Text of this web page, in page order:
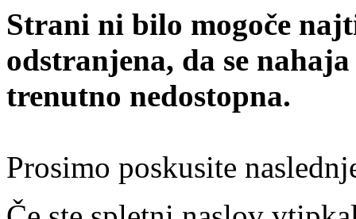
Strani ni bilo mogoče
odstranjena, da se
trenutno nedostopna.
Prosimo poskusite